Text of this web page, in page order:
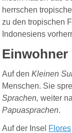
herrschen
zu den tropischen
Indonesiens
Einwohner
Auf denKleinen
Menschen. Sie
Sprachen,weiter
Papuasprachen.
Auf der Insel Flores